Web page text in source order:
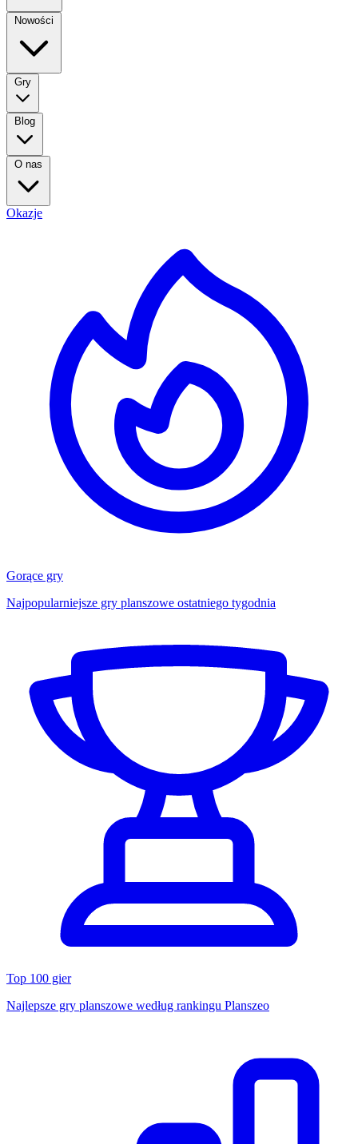
Nowości
Gry
Blog
O nas
Okazje
Gorące gry
Najpopularniejsze gry planszowe ostatniego tygodnia
Top 100 gier
Najlepsze gry planszowe według rankingu Planszeo